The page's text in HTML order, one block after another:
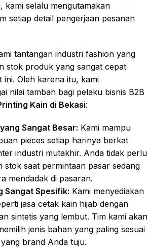
, kami selalu mengutamakan
setiap detail pengerjaan pesanan
tantangan industri fashion yang
stok produk yang sangat cepat
ini. Oleh karena itu, kami
nilai tambah bagi pelaku bisnis B2B
Kain di Bekasi:
Sangat Besar: Kami mampu
pieces setiap harinya berkat
industri mutakhir. Anda tidak perlu
stok saat permintaan pasar sedang
mendadak di pasaran.
Sangat Spesifik: Kami menyediakan
jasa cetak kain hijab dengan
sintetis yang lembut. Tim kami akan
jenis bahan yang paling sesuai
brand Anda tuju.